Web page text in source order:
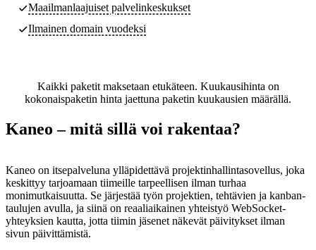
Maailmanlaajuiset palvelinkeskukset
Ilmainen domain vuodeksi
Kaikki paketit maksetaan etukäteen. Kuukausihinta on
kokonaispaketin hinta jaettuna paketin kuukausien määrällä.
Kaneo – mitä sillä voi rakentaa?
Kaneo on itsepalveluna ylläpidettävä projektinhallintasovellus, joka
keskittyy tarjoamaan tiimeille tarpeellisen ilman turhaa
monimutkaisuutta. Se järjestää työn projektien, tehtävien ja kanban-
taulujen avulla, ja siinä on reaaliaikainen yhteistyö WebSocket-
yhteyksien kautta, jotta tiimin jäsenet näkevät päivitykset ilman
sivun päivittämistä.